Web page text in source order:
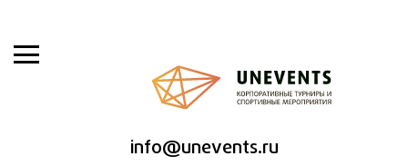
info@unevents.ru